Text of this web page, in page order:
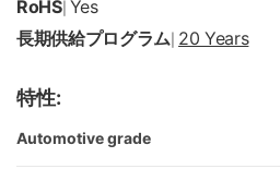
RoHS| Yes
長期供給プログラム 20 Years
特性:
Automotive grade